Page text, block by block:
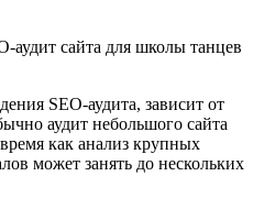
аудит сайта для школы танцев
SEO-аудита, зависит от
аудит небольшого сайта
как анализ крупных
может занять до нескольких